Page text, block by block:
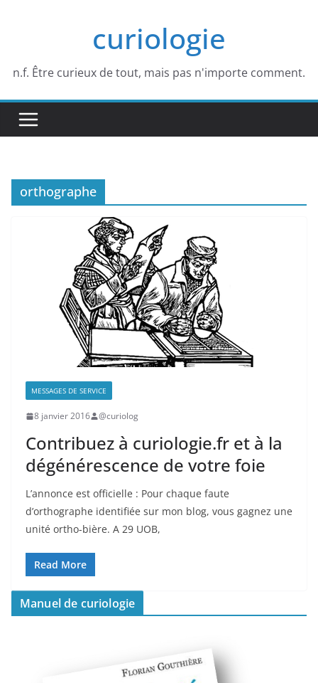
curiologie
n.f. Être curieux de tout, mais pas n'importe comment.
orthographe
MESSAGES DE SERVICE
8 janvier 2016 @curiolog
Contribuez à curiologie.fr et à la
dégénérescence de votre foie
L’annonce est officielle : Pour chaque faute
d’orthographe identifiée sur mon blog, vous gagnez une
unité ortho-bière. A 29 UOB,
Read More
Manuel de curiologie